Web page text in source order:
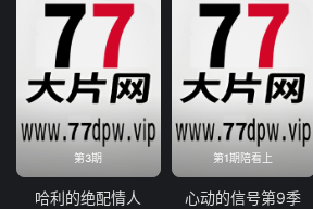
第3期
哈利的绝配情人
第1期陪看上
心动的信号第9季